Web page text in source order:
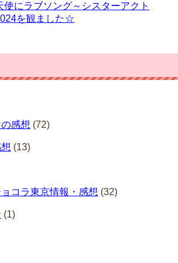
使にラブソング～シスターアクト
を観ました☆
感想 (72)
(13)
コラ東京情報・感想 (32)
(1)